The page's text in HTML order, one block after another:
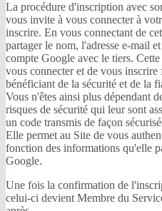
La procédure d'inscription avec
vous invite à vous connecter à
inscrire. En vous connectant de
partager le nom, l'adresse e-mail
compte Google avec le tiers.
vous connecter et de vous
bénéficiant de la sécurité et de la
Vous n'êtes ainsi plus dépendant
risques de sécurité qui leur sont
un code transmis de façon
Elle permet au Site de vous
fonction des informations qu'elle
Google.
Une fois la confirmation de
celui-ci devient Membre du